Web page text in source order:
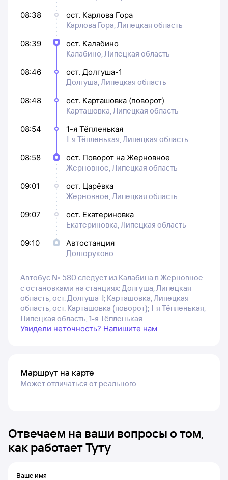
08:38
ост. Карлова Гора
Карлова Гора, Липецкая область
08:39
ост. Калабино
Калабино, Липецкая область
08:46
ост. Долгуша-1
Долгуша, Липецкая область
08:48
ост. Карташовка (поворот)
Карташовка, Липецкая область
08:54
1-я Тёпленькая
1-я Тёпленькая, Липецкая область
08:58
ост. Поворот на Жерновное
Жерновное, Липецкая область
09:01
ост. Царёвка
Жерновное, Липецкая область
09:07
ост. Екатериновка
Екатериновка, Липецкая область
09:10
Автостанция
Долгоруково
Автобус № 580 следует из Калабина в Жерновное
с остановками на станциях: Долгуша, Липецкая
область, ост. Долгуша-1; Карташовка, Липецкая
область, ост. Карташовка (поворот); 1-я Тёпленькая,
Липецкая область, 1-я Тёпленькая
Увидели неточность? Напишите нам
Маршрут на карте
Может отличаться от реального
Отвечаем на ваши вопросы о том,
как работает Туту
Ваше имя